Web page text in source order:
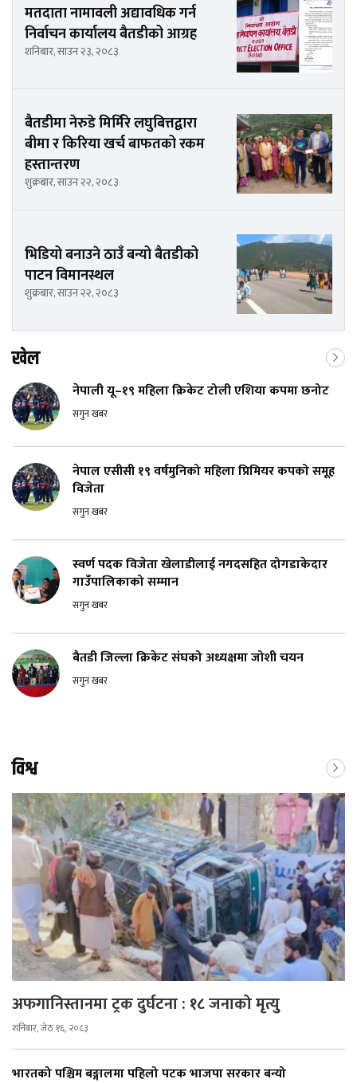
मतदाता नामावली अद्यावधिक गर्न
निर्वाचन कार्यालय बैतडीको आग्रह
शनिबार, साउन २३, २०८३
बैतडीमा नेरुडे मिर्मिरे लघुबित्तद्वारा
बीमा र किरिया खर्च बाफतको रकम
हस्तान्तरण
शुक्रबार, साउन २२, २०८३
भिडियो बनाउने ठाउँ बन्यो बैतडीको
पाटन विमानस्थल
शुक्रबार, साउन २२, २०८३
खेल
नेपाली यू–१९ महिला क्रिकेट टोली एशिया कपमा छनोट
सगुन खबर
नेपाल एसीसी १९ वर्षमुनिको महिला प्रिमियर कपको समूह
विजेता
सगुन खबर
स्वर्ण पदक विजेता खेलाडीलाई नगदसहित दोगडाकेदार
गाउँपालिकाको सम्मान
सगुन खबर
बैतडी जिल्ला क्रिकेट संघको अध्यक्षमा जोशी चयन
सगुन खबर
विश्व
अफगानिस्तानमा ट्रक दुर्घटना : १८ जनाको मृत्यु
शनिबार, जेठ १६, २०८३
भारतको पश्चिम बङ्गालमा पहिलो पटक भाजपा सरकार बन्यो